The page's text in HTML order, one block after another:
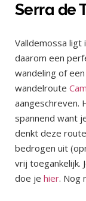
Serra de
Valldemossa
daarom een
wandeling of
wandelroute
aangeschreven.
spannend want
denkt deze
bedrogen uit
vrij toegankelijk.
doe je hier. Nog